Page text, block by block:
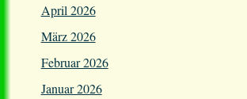
April 2026
März 2026
Februar 2026
Januar 2026